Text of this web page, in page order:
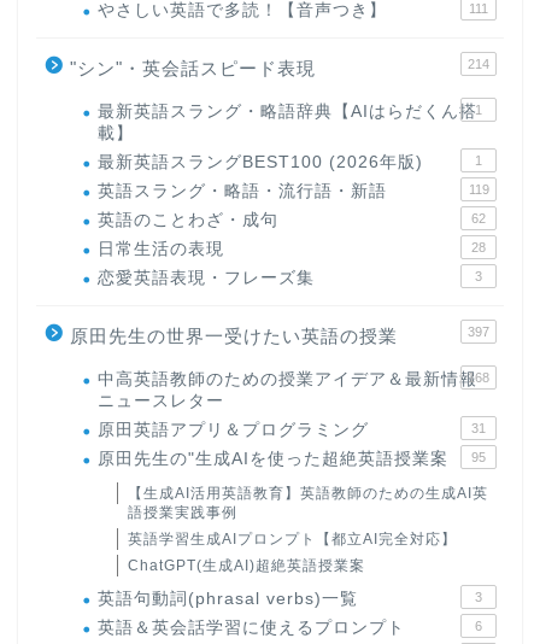
やさしい英語で多読！【音声つき】 111
"シン"・英会話スピード表現 214
最新英語スラング・略語辞典【AIはらだくん搭
載】
1
最新英語スラングBEST100 (2026年版) 1
英語スラング・略語・流行語・新語 119
英語のことわざ・成句 62
日常生活の表現 28
恋愛英語表現・フレーズ集 3
原田先生の世界一受けたい英語の授業 397
中高英語教師のための授業アイデア＆最新情報
ニュースレター
168
原田英語アプリ＆プログラミング 31
原田先生の"生成AIを使った超絶英語授業案 95
【生成AI活用英語教育】英語教師のための生成AI英
語授業実践事例
英語学習生成AIプロンプト【都立AI完全対応】
ChatGPT(生成AI)超絶英語授業案
英語句動詞(phrasal verbs)一覧 3
英語＆英会話学習に使えるプロンプト 6